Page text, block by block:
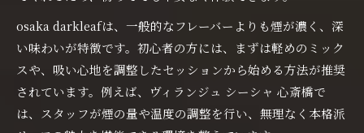
osaka darkleafは、一般的なフレーバーよりも煙が濃く、深
い味わいが特徴です。初心者の方には、まずは軽めのミック
スや、吸い心地を調整したセッションから始める方法が推奨
されています。例えば、ヴィランジュ シーシャ 心斎橋で
は、スタッフが煙の量や温度の調整を行い、無理なく本格派